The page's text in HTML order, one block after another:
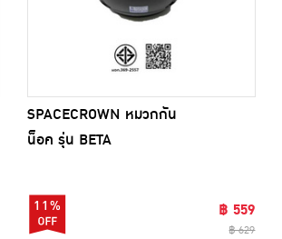
SPACECROWN หมวกกัน
น็อค รุ่น BETA
11% ฿ 559
฿ 629